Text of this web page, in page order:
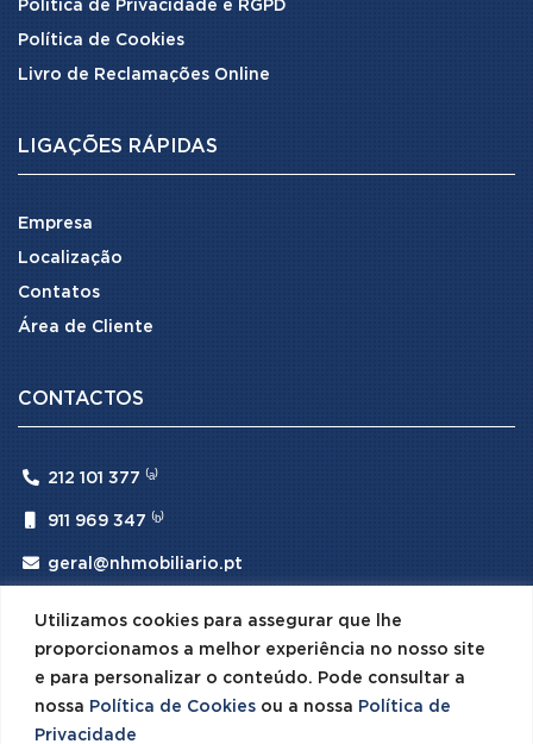
Utilizamos cookies para assegurar que lhe
proporcionamos a melhor experiência no nosso site
e para personalizar o conteúdo. Pode consultar a
nossa Política de Cookies ou a nossa Política de
Privacidade
Politica de Privacidade e RGPD
Política de Cookies
Livro de Reclamações Online
LIGAÇÕES RÁPIDAS
Empresa
Localização
Contatos
Área de Cliente
CONTACTOS
 212 101 377 ⁽ᵃ⁾
911 969 347 ⁽ᵇ⁾
 geral@nhmobiliario.pt